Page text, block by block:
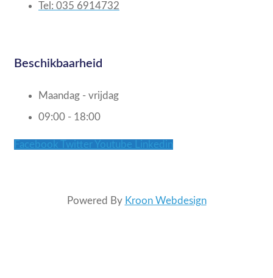
Tel: 035 6914732
Beschikbaarheid
Maandag - vrijdag
09:00 - 18:00
Facebook Twitter Youtube Linkedin
Powered By Kroon Webdesign